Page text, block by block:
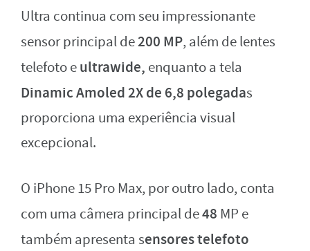
Ultra continua com seu impressionante
sensor principal de200 MP, além de lentes
telefoto eultrawide, enquanto a tela
Dinamic Amoled 2X de 6,8 polegadas
proporciona uma experiência visual
excepcional.
O iPhone 15 Pro Max, por outro lado, conta
com uma câmera principal de48 MP e
também apresenta sensores telefoto